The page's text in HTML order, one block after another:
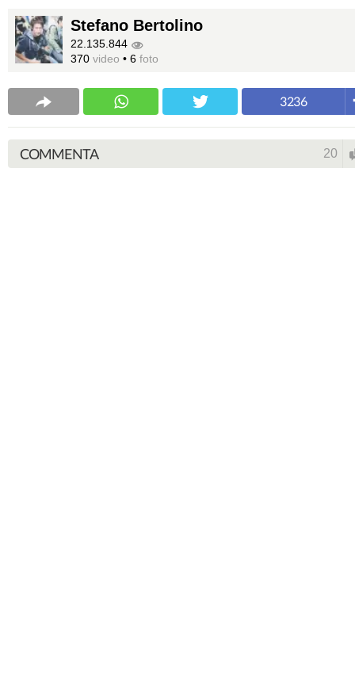
Stefano Bertolino
22.135.844
370 video • 6 foto
3236
COMMENTA 20